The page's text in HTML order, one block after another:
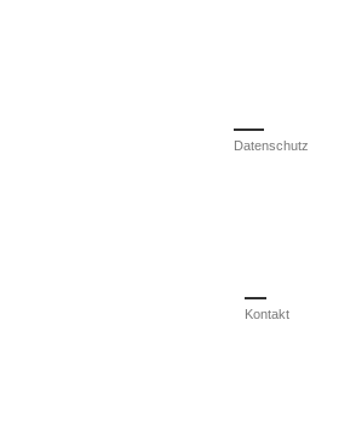
Datenschutz
Kontakt